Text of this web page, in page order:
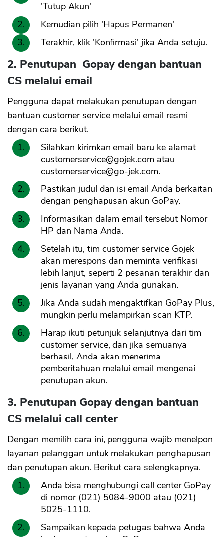
'Tutup Akun'
Kemudian pilih 'Hapus Permanen'
Terakhir, klik 'Konfirmasi' jika Anda setuju.
2. Penutupan Gopay dengan bantuan
CS melalui email
Pengguna dapat melakukan penutupan dengan
bantuan customer service melalui email resmi
dengan cara berikut.
Silahkan kirimkan email baru ke alamat
customerservice@gojek.com atau
customerservice@go-jek.com.
Pastikan judul dan isi email Anda berkaitan
dengan penghapusan akun GoPay.
Informasikan dalam email tersebut Nomor
HP dan Nama Anda.
Setelah itu, tim customer service Gojek
akan merespons dan meminta verifikasi
lebih lanjut, seperti 2 pesanan terakhir dan
jenis layanan yang Anda gunakan.
Jika Anda sudah mengaktifkan GoPay Plus,
mungkin perlu melampirkan scan KTP.
Harap ikuti petunjuk selanjutnya dari tim
customer service, dan jika semuanya
berhasil, Anda akan menerima
pemberitahuan melalui email mengenai
penutupan akun.
3. Penutupan Gopay dengan bantuan
CS melalui call center
Dengan memilih cara ini, pengguna wajib menelpon
layanan pelanggan untuk melakukan penghapusan
dan penutupan akun. Berikut cara selengkapnya.
Anda bisa menghubungi call center GoPay
di nomor (021) 5084-9000 atau (021)
5025-1110.
Sampaikan kepada petugas bahwa Anda
CANCEL